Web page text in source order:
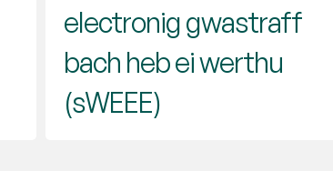
electronig gwastraff
bach heb ei werthu
(sWEEE)